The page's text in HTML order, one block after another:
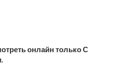
онлайн только С